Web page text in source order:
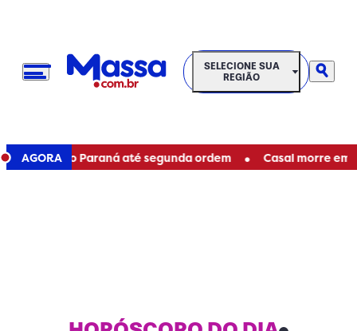
SELECIONE SUA REGIÃO
SELECIONE SUA
REGIÃO
AGORA
no Paraná até segunda ordem • Casal morre em